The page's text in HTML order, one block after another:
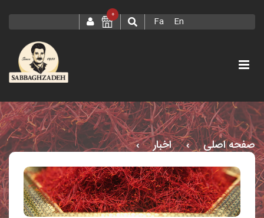
Fa En
0
صفحه اصلی اخبار
اثرات خشک کردن بر ویژگی های شیمیایی و حسی زعفران